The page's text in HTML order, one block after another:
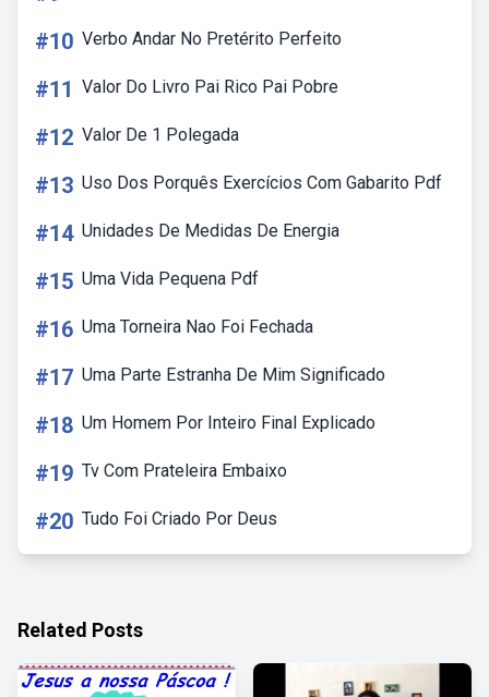
#10 Verbo Andar No Pretérito Perfeito
#11 Valor Do Livro Pai Rico Pai Pobre
#12 Valor De 1 Polegada
#13 Uso Dos Porquês Exercícios Com Gabarito Pdf
#14 Unidades De Medidas De Energia
#15 Uma Vida Pequena Pdf
#16 Uma Torneira Nao Foi Fechada
#17 Uma Parte Estranha De Mim Significado
#18 Um Homem Por Inteiro Final Explicado
#19 Tv Com Prateleira Embaixo
#20 Tudo Foi Criado Por Deus
Related Posts